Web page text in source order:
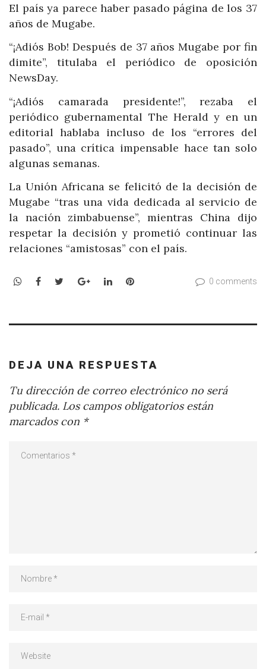
El país ya parece haber pasado página de los 37
años de Mugabe.
“¡Adiós Bob! Después de 37 años Mugabe por fin
dimite”, titulaba el periódico de oposición
NewsDay.
“¡Adiós camarada presidente!”, rezaba el
periódico gubernamental The Herald y en un
editorial hablaba incluso de los “errores del
pasado”, una crítica impensable hace tan solo
algunas semanas.
La Unión Africana se felicitó de la decisión de
Mugabe “tras una vida dedicada al servicio de
la nación zimbabuense”, mientras China dijo
respetar la decisión y prometió continuar las
relaciones “amistosas” con el país.
WhatsApp
Facebook
TwitterGoogle+LinkedInPinterest 0 comments
DEJA UNA RESPUESTA
Tu dirección de correo electrónico no será
publicada. Los campos obligatorios están
marcados con *